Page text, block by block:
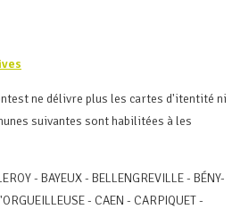
ne délivre plus les cartes d'itentité ni
suivantes sont habilitées à les
- BAYEUX - BELLENGREVILLE - BÉNY-
- CAEN - CARPIQUET -